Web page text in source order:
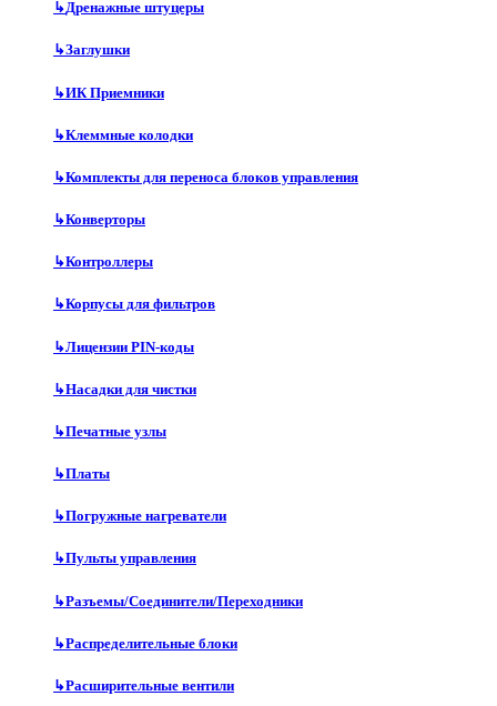
↳Дренажные штуцеры
↳Заглушки
↳ИК Приемники
↳Клеммные колодки
↳Комплекты для переноса блоков управления
↳Конверторы
↳Контроллеры
↳Корпусы для фильтров
↳Лицензии PIN-коды
↳Насадки для чистки
↳Печатные узлы
↳Платы
↳Погружные нагреватели
↳Пульты управления
↳Разъемы/Соединители/Переходники
↳Распределительные блоки
↳Расширительные вентили